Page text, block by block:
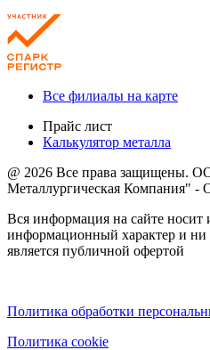
Все филиалы на карте
Прайс лист
Калькулятор металла
@ 2026 Все права защищены.
Металлургическая Компания" -
Вся информация на сайте носит
информационный характер и ни
является публичной офертой
Политика обработки
Политика cookie